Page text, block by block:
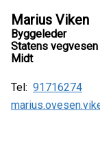
Marius Viken
Byggeleder
Statens
Midt
Tel: 91716274